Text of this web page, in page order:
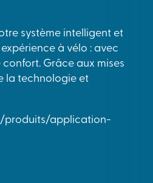
système intelligent et
à vélo : avec
Grâce aux mises
la technologie et
produits/application-